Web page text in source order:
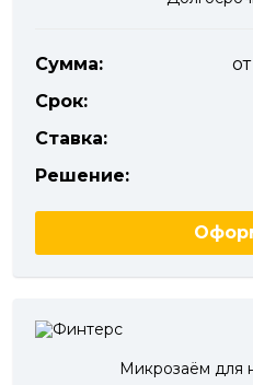
Сумма:
Срок:
Ставка:
Решение:
Микрозаём для